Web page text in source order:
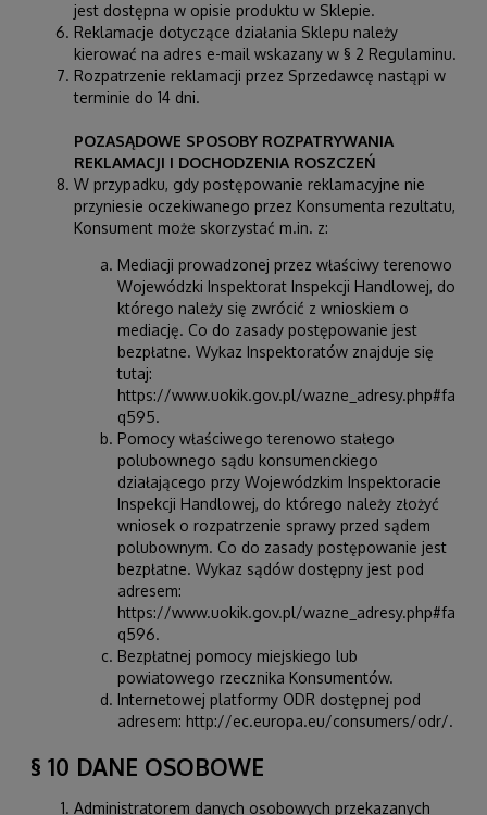
jest dostępna w opisie produktu w Sklepie.
Reklamacje dotyczące działania Sklepu należy
kierować na adres e-mail wskazany w § 2 Regulaminu.
Rozpatrzenie reklamacji przez Sprzedawcę nastąpi w
terminie do 14 dni.
POZASĄDOWE SPOSOBY ROZPATRYWANIA
REKLAMACJI I DOCHODZENIA ROSZCZEŃ
W przypadku, gdy postępowanie reklamacyjne nie
przyniesie oczekiwanego przez Konsumenta rezultatu,
Konsument może skorzystać m.in. z:
Mediacji prowadzonej przez właściwy terenowo
Wojewódzki Inspektorat Inspekcji Handlowej, do
którego należy się zwrócić z wnioskiem o
mediację. Co do zasady postępowanie jest
bezpłatne. Wykaz Inspektoratów znajduje się
tutaj:
https://www.uokik.gov.pl/wazne_adresy.php#fa
q595.
Pomocy właściwego terenowo stałego
polubownego sądu konsumenckiego
działającego przy Wojewódzkim Inspektoracie
Inspekcji Handlowej, do którego należy złożyć
wniosek o rozpatrzenie sprawy przed sądem
polubownym. Co do zasady postępowanie jest
bezpłatne. Wykaz sądów dostępny jest pod
adresem:
https://www.uokik.gov.pl/wazne_adresy.php#fa
q596.
Bezpłatnej pomocy miejskiego lub
powiatowego rzecznika Konsumentów.
Internetowej platformy ODR dostępnej pod
adresem: http://ec.europa.eu/consumers/odr/.
§ 10 DANE OSOBOWE
Administratorem danych osobowych przekazanych